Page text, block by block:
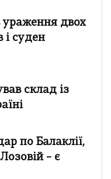
ураження двох
і суден
склад із
по Балаклії,
– є